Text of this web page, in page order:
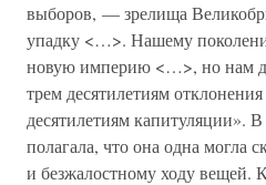
выборов, — зрелища
упадку <…>. Нашему
новую империю <…>, но нам
трем десятилетиям
десятилетиям капитуляции».
полагала, что она одна могла
и безжалостному ходу вещей.